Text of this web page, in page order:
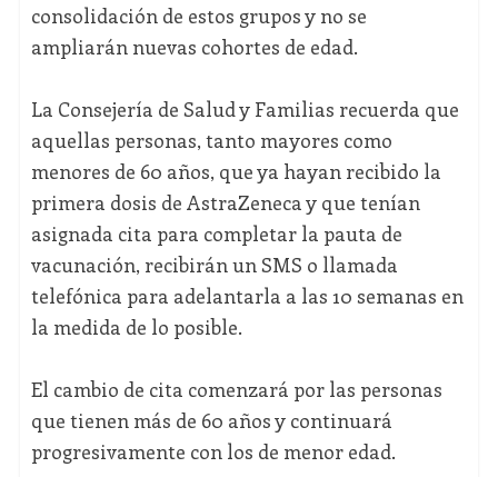
consolidación de estos grupos y no se
ampliarán nuevas cohortes de edad.
La Consejería de Salud y Familias recuerda que
aquellas personas, tanto mayores como
menores de 60 años, que ya hayan recibido la
primera dosis de AstraZeneca y que tenían
asignada cita para completar la pauta de
vacunación, recibirán un SMS o llamada
telefónica para adelantarla a las 10 semanas en
la medida de lo posible.
El cambio de cita comenzará por las personas
que tienen más de 60 años y continuará
progresivamente con los de menor edad.